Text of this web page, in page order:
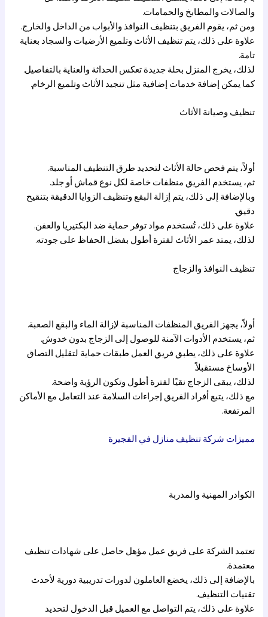
والصالات والمطابخ والحمامات.
ومن ثم، يقوم الفريق بتنظيف النوافذ والأبواب من الداخل والخارج.
علاوة على ذلك، يتم تنظيف الأثاث وتلميع الأرضيات والسجاد بعناية
تامة.
لذلك، يخرج المنزل بحلة جديدة تعكس الحداثة والعناية بالتفاصيل.
كما يمكن إضافة خدمات إضافية مثل تنجيد الأثاث وتلميع الرخام.
تنظيف وصيانة الأثاث
أولاً، يتم فحص حالة الأثاث لتحديد طرق التنظيف المناسبة.
ثم، يستخدم الفريق منظفات خاصة لكل نوع قماش أو جلد.
وبالإضافة إلى ذلك، يتم إزالة البقع وتنظيف الزوايا الدقيقة بتنقيح
دقيق.
علاوة على ذلك، تُستخدم مواد توفر حماية ضد البكتيريا والعفن.
لذلك، يمتد عمر الأثاث لفترة أطول بفضل الحفاظ على جودته.
تنظيف النوافذ والزجاج
أولاً، يجهز الفريق المنظفات المناسبة لإزالة الماء والبقع الصعبة.
ثم، يستخدم الأدوات الآمنة للوصول إلى الزجاج بدون خدوش.
علاوة على ذلك، يطبق فريق العمل طبقات حماية لتقليل التصاق
الأوساخ مستقبلاً.
لذلك، يبقى الزجاج نقيًا لفترة أطول وتكون الرؤية واضحة.
مع ذلك، يتبع أفراد الفريق إجراءات السلامة عند التعامل مع الأماكن
المرتفعة.
مميزات شركة تنظيف منازل في الفجيرة
الكوادر المهنية والمدربة
تعتمد الشركة على فريق عمل مؤهل حاصل على شهادات تنظيف
معتمدة.
بالإضافة إلى ذلك، يخضع العاملون لدورات تدريبية دورية لأحدث
تقنيات التنظيف.
علاوة على ذلك، يتم التواصل مع العميل قبل الدخول لتحديد